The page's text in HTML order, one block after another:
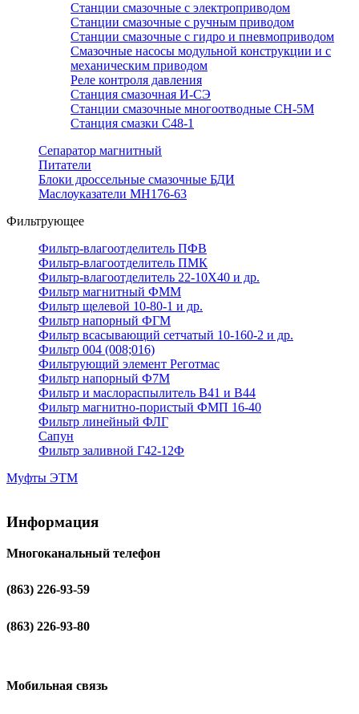
Станции смазочные с электроприводом
Станции смазочные с ручным приводом
Станции смазочные с гидро и пневмоприводом
Смазочные насосы модульной конструкции и с
механическим приводом
Реле контроля давления
Станция смазочная И-СЭ
Станции смазочные многоотводные СН-5М
Станция смазки С48-1
Сепаратор магнитный
Питатели
Блоки дроссельные смазочные БДИ
Маслоуказатели МН176-63
Фильтрующее
Фильтр-влагоотделитель ПФВ
Фильтр-влагоотделитель ПМК
Фильтр-влагоотделитель 22-10Х40 и др.
Фильтр магнитный ФММ
Фильтр щелевой 10-80-1 и др.
Фильтр напорный ФГМ
Фильтр всасывающий сетчатый 10-160-2 и др.
Фильтр 004 (008;016)
Фильтрующий элемент Реготмас
Фильтр напорный Ф7М
Фильтр и маслораспылитель В41 и В44
Фильтр магнитно-пористый ФМП 16-40
Фильтр линейный ФЛГ
Сапун
Фильтр заливной Г42-12Ф
Муфты ЭТМ
Информация
Многоканальный телефон
(863) 226-93-59
(863) 226-93-80
Мобильная связь